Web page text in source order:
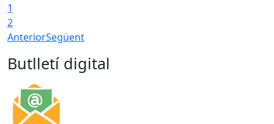
1
2
AnteriorSegüent
Butlletí digital